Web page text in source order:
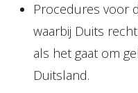
Procedures voor
waarbij Duits
als het gaat om
Duitsland.